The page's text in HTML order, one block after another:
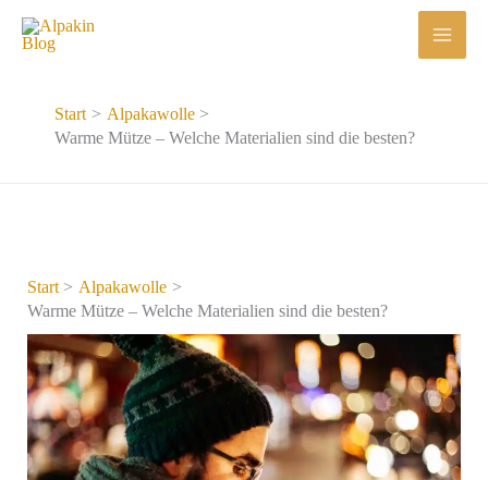
Zum
Inhalt
Start
Alpakawolle
Warme Mütze – Welche Materialien sind die besten?
Start
Alpakawolle
Warme Mütze – Welche Materialien sind die besten?